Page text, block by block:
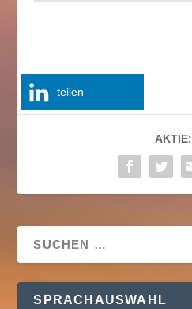
teilen
AKTIE:
SPRACHAUSWAHL